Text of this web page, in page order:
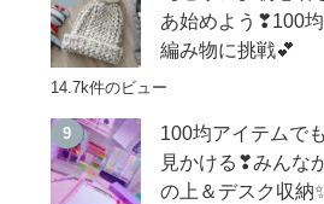
あ始めよう❣100
編み物に挑戦💕
14.7k件のビュー
100均アイテムで
見かける❣みんな
の上＆デスク収納